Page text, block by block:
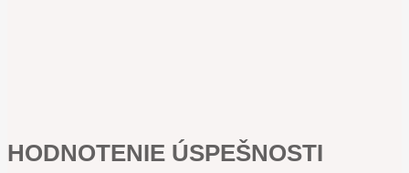
HODNOTENIE ÚSPEŠNOSTI